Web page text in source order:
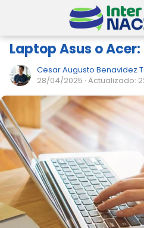
Laptop Asus o
Cesar Augusto Benavidez
28/04/2025 · Actualizado: